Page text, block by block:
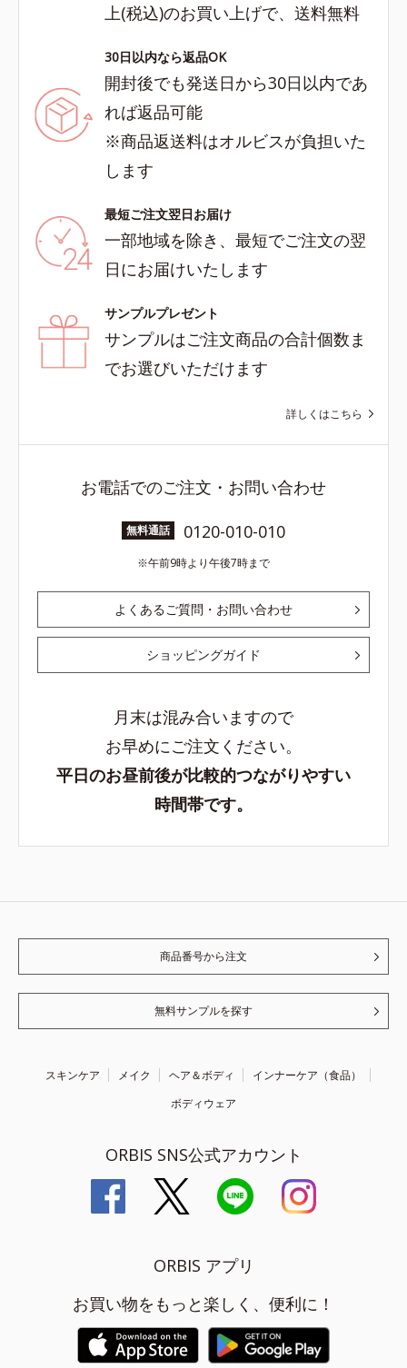
上(税込)のお買い上げで、送料無料
30日以内なら返品OK
開封後でも発送日から30日以内であ
れば返品可能
※商品返送料はオルビスが負担いた
します
最短ご注文翌日お届け
一部地域を除き、最短でご注文の翌
日にお届けいたします
サンプルプレゼント
サンプルはご注文商品の合計個数ま
でお選びいただけます
詳しくはこちら
お電話でのご注文・お問い合わせ
無料通話 0120-010-010
午前9時より午後7時まで
よくあるご質問・お問い合わせ
ショッピングガイド
月末は混み合いますので
お早めにご注文ください。
平日のお昼前後が比較的つながりやすい
時間帯です。
商品番号から注文
無料サンプルを探す
スキンケア メイク ヘア＆ボディ
インナーケア（食品）
ボディウェア
ORBIS SNS公式アカウント
ORBIS アプリ
お買い物をもっと楽しく、便利に！